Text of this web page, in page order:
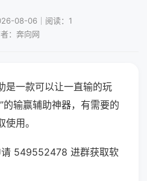
08-06｜阅读：1
：奔向网
是一款可以让一直输的玩
的输赢辅助神器，有需要的
用。
549552478 进群获取软